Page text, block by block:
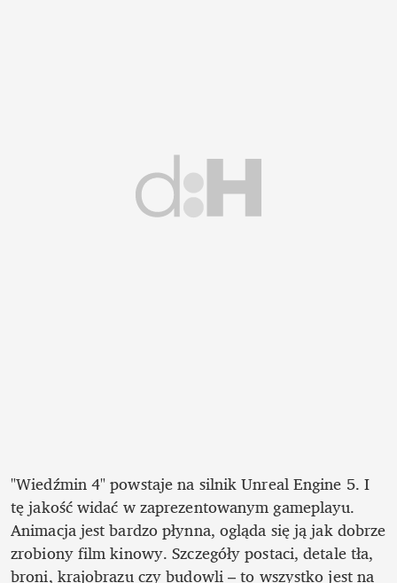
"Wiedźmin 4" powstaje na silnik Unreal Engine 5. I
tę jakość widać w zaprezentowanym gameplayu.
Animacja jest bardzo płynna, ogląda się ją jak dobrze
zrobiony film kinowy. Szczegóły postaci, detale tła,
broni, krajobrazu czy budowli – to wszystko jest na